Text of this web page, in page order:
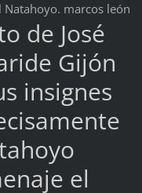
Natahoyo. marcos león
de José
Gijón
insignes
el